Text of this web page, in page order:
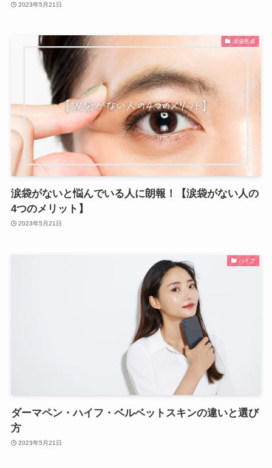
2023年5月21日
涙袋形成
涙袋がないと悩んでいる人に朗報！【涙袋がない人の
4つのメリット】
2023年5月21日
ハイフ
ダーマペン・ハイフ・ベルベットスキンの違いと選び
方
2023年5月21日